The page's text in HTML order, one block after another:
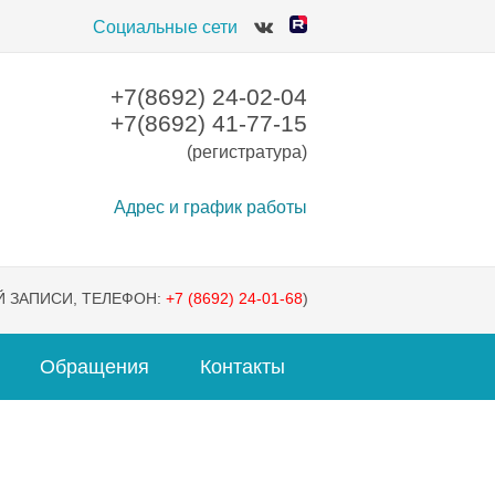
Социальные сети
+7(8692) 24-02-04
+7(8692) 41-77-15
(регистратура)
Адрес и график работы
ЗАПИСИ, ТЕЛЕФОН: +7 (8692) 24-01-68)
Обращения Контакты